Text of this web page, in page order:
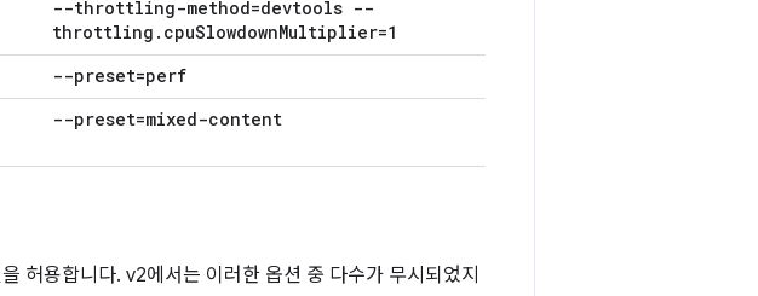
--throttling-method=devtools --
throttling . cpuSlowdownMultiplier=1
--preset=perf
--preset=mixed-content
용합니다. v2에서는 이러한 옵션 중 다수가 무시되었지